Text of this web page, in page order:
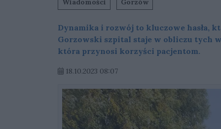
Wiadomości Gorzów
Dynamika i rozwój to kluczowe hasła,
Gorzowski szpital staje w obliczu tych
która przynosi korzyści pacjentom.
18.10.2023 08:07